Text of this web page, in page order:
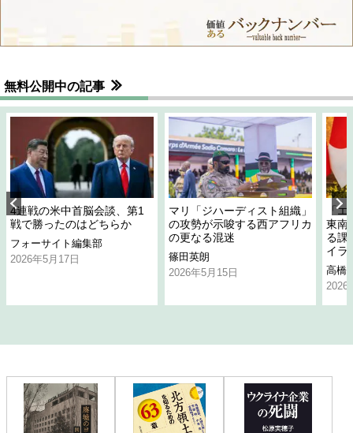
無料公開中の記事
4連戦の米中首脳会談、第1
戦で勝ったのはどちらか
フォーサイト編集部
2026年5月17日
マリ「ジハーディスト組織」
の攻勢が示唆する西アフリカ
の更なる混迷
篠田英朗
2026年5月15日
「
東南
る課
イラ
高橋
2026